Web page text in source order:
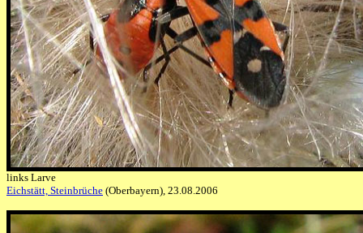
links Larve
Eichstätt, Steinbrüche (Oberbayern), 23.08.2006